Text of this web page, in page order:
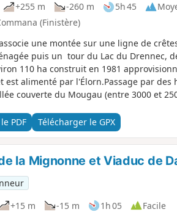
+255 m -260 m 5h 45
(Finistère)
une montée sur une ligne de
puis un tour du Lac du Drennec,
110 ha construit en 1981
est alimenté par l'Élorn.Passage par
couverte du Mougau (entre 3000 et
PDF Télécharger le GPX
la Mignonne et Viaduc de
+15 m -15 m 1h 05
Facile